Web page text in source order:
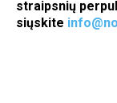
straipsnių
siųskite